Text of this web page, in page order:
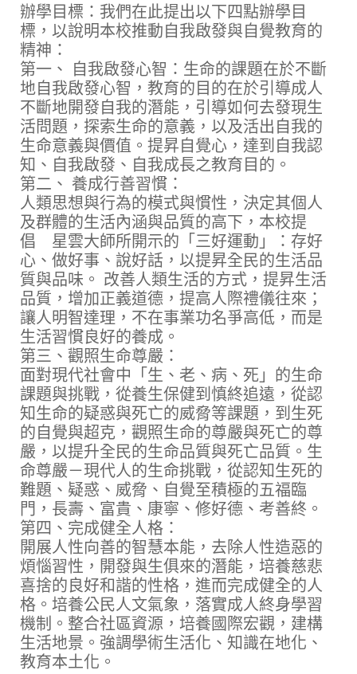
辦學目標：我們在此提出以下四點辦學目
標，以說明本校推動自我啟發與自覺教育的
精神：
第一、 自我啟發心智：生命的課題在於不斷
地自我啟發心智，教育的目的在於引導成人
不斷地開發自我的潛能，引導如何去發現生
活問題，探索生命的意義，以及活出自我的
生命意義與價值。提昇自覺心，達到自我認
知、自我啟發、自我成長之教育目的。
第二、 養成行善習慣：
人類思想與行為的模式與慣性，決定其個人
及群體的生活內涵與品質的高下，本校提
倡 星雲大師所開示的「三好運動」：存好
心、做好事、說好話，以提昇全民的生活品
質與品味。 改善人類生活的方式，提昇生活
品質，增加正義道德，提高人際禮儀往來；
讓人明智達理，不在事業功名爭高低，而是
生活習慣良好的養成。
第三、觀照生命尊嚴：
面對現代社會中「生、老、病、死」的生命
課題與挑戰，從養生保健到慎終追遠，從認
知生命的疑惑與死亡的威脅等課題，到生死
的自覺與超克，觀照生命的尊嚴與死亡的尊
嚴，以提升全民的生命品質與死亡品質。生
命尊嚴－現代人的生命挑戰，從認知生死的
難題、疑惑、威脅、自覺至積極的五福臨
門，長壽、富貴、康寧、修好德、考善終。
第四、完成健全人格：
開展人性向善的智慧本能，去除人性造惡的
煩惱習性，開發與生俱來的潛能，培養慈悲
喜捨的良好和諧的性格，進而完成健全的人
格。培養公民人文氣象，落實成人終身學習
機制。整合社區資源，培養國際宏觀，建構
生活地景。強調學術生活化、知識在地化、
教育本土化。